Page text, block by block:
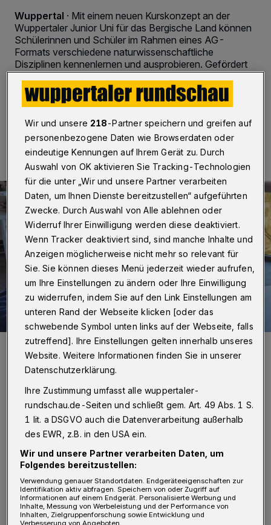
Wuppertal · Mit einem neuen Kurskonzept an der
Wuppertaler Junior Uni für das Bergische Land können
Schülerinnen und Schüler im Rahmen eines AG-
Formats verschiedene naturwissenschaftliche
Disziplinen kennenlernen und ausprobieren. Gefördert
wird das Projekt von der Reichert-Alanod-Stiftung.
06.05.2022 , 10:30 Uhr 2 Minuten Lesezeit
Mit praxisorientierten Experimenten entdecken die Schülerinnen
und Schüler des Johannes-Rau-Ganztagsgymnasiums
Foto: Janina Busse
J eden Mittwoch tauschen 14 Schülerinnen
und Schüler des Johannes-Rau-
Ganztagsgymnasiums im Alter von 12 bis 15
Jahren ihren Klassenraum gegen die
Wir und unsere 218-Partner speichern und greifen auf
personenbezogene Daten wie Browserdaten oder
eindeutige Kennungen auf Ihrem Gerät zu. Durch
Auswahl von OK aktivieren Sie Tracking-Technologien
für die unter „Wir und unsere Partner verarbeiten
Daten, um Ihnen Dienste bereitzustellen“ aufgeführten
Zwecke. Durch Auswahl von Alle ablehnen oder
Widerruf Ihrer Einwilligung werden diese deaktiviert.
Wenn Tracker deaktiviert sind, sind manche Inhalte und
Anzeigen möglicherweise nicht mehr so relevant für
Sie. Sie können dieses Menü jederzeit wieder aufrufen,
um Ihre Einstellungen zu ändern oder Ihre Einwilligung
zu widerrufen, indem Sie auf den Link Einstellungen am
unteren Rand der Webseite klicken [oder das
schwebende Symbol unten links auf der Webseite, falls
zutreffend]. Ihre Einstellungen gelten innerhalb unseres
Website. Weitere Informationen finden Sie in unserer
Datenschutzerklärung.
Ihre Zustimmung umfasst alle wuppertaler-
rundschau.de-Seiten und schließt gem. Art. 49 Abs. 1 S.
1 lit. a DSGVO auch die Datenverarbeitung außerhalb
des EWR, z.B. in den USA ein.
Wir und unsere Partner verarbeiten Daten, um
Folgendes bereitzustellen:
Verwendung genauer Standortdaten. Endgeräteeigenschaften zur
Identifikation aktiv abfragen. Speichern von oder Zugriff auf
Informationen auf einem Endgerät. Personalisierte Werbung und
Inhalte, Messung von Werbeleistung und der Performance von
Inhalten, Zielgruppenforschung sowie Entwicklung und
Verbesserung von Angeboten.